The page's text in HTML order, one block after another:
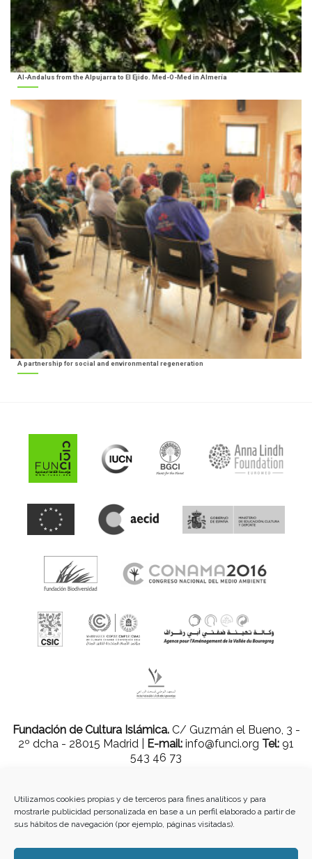
Utilizamos cookies propias y de terceros para fines analíticos y para
mostrarle publicidad personalizada en base a un perfil elaborado a partir de
sus hábitos de navegación (por ejemplo, páginas visitadas).
Al-Andalus from the Alpujarra to El Ejido. Med-O-Med in Almería
A partnership for social and environmental regeneration
Fundación de Cultura Islámica.C/ Guzmán el Bueno, 3 -
2º dcha - 28015 Madrid |
E-mail: info@funci.org Tel: 91
543 46 73
Todos los materiales contenidos en este sitio están protegidos por leyes
internacionales de copyright y no pueden ser reproducidos, distribuidos,